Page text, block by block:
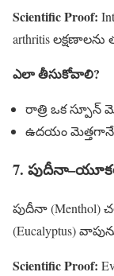
Scientific Proof:
arthritis లక్షణాలను
ఎలా తీసుకోవాలి?
రాత్రి ఒక స్పూన్
ఉదయం
7.
పుదీనా (Menthol)
(Eucalyptus)
Scientific Proof: